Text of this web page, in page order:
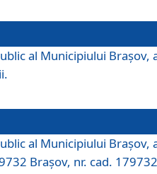
al Municipiului Braşov,
al Municipiului Braşov,
Brașov, nr. cad.